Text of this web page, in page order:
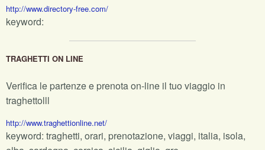
http://www.directory-free.com/
keyword:
TRAGHETTI ON LINE
Verifica le partenze e prenota on-line il tuo viaggio in
traghettolll
http://www.traghettionline.net/
keyword: traghetti, orari, prenotazione, viaggi, italia, isola,